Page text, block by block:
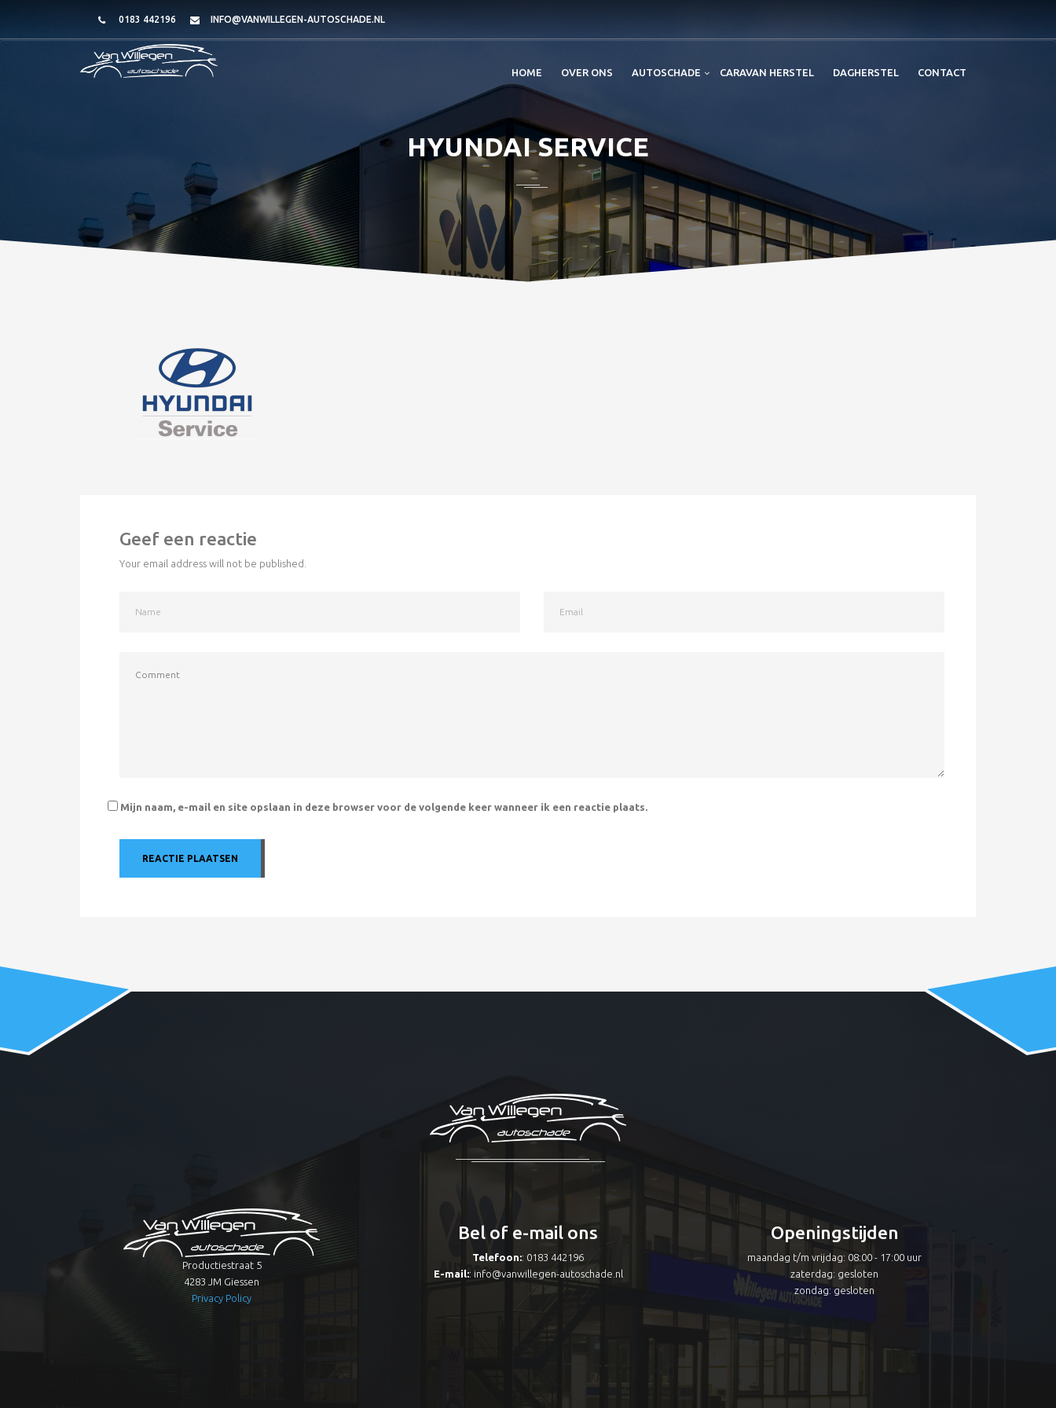
0183 442196 INFO@VANWILLEGEN-AUTOSCHADE.NL
HOME OVER ONS AUTOSCHADE CARAVAN HERSTEL DAGHERSTEL CONTACT
HYUNDAI SERVICE
Geef een reactie
Your email address will not be published.
Mijn naam, e-mail en site opslaan in deze browser voor de volgende keer wanneer ik een reactie plaats.
Productiestraat 5
4283 JM Giessen
Privacy Policy
Bel of e-mail ons
Telefoon:: 0183 442196
E-mail:: info@vanwillegen-autoschade.nl
Openingstijden
maandag t/m vrijdag: 08:00 - 17:00 uur
zaterdag: gesloten
zondag: gesloten